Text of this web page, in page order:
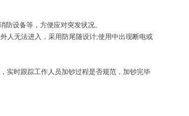
防设备等，方便应对突发状况。
人无法进入，采用防尾随设计;使用中出现断电或
时跟踪工作人员加钞过程是否规范，加钞完毕